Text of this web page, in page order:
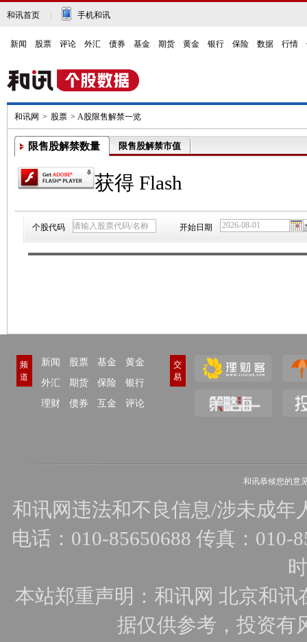
和讯首页 手机和讯
新闻 股票 评论 外汇 债券 基金 期货 黄金 银行 保险 数据 行情
和讯网 > 股票 > A股限售解禁一览
限售股解禁数量 限售股解禁市值
获得 Flash
个股代码 开始日期
频
道
新闻 股票 基金
黄金
外汇
期货 保险
银行
理财
债券 互金 评论
交
易
和讯恭候您的意
和讯网违法和不良信息/涉未成年
电话：010-85650688 传真：010-
本站郑重声明：和讯网 北京和
据仅供参考，投资有